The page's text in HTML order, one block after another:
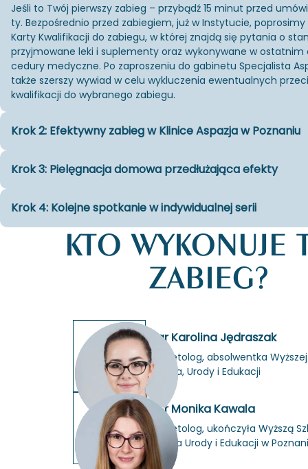
Jeśli to Twój pierw­szy za­bieg – przy­bądź 15 minut przed
ty. Bez­po­śred­nio przed za­bie­giem, już w In­sty­tu­cie, po­pro­si­my
Karty Kwa­li­fi­ka­cji do za­bie­gu, w któ­rej znaj­dą się py­ta­nia o
przyj­mo­wa­ne leki i su­ple­men­ty oraz wy­ko­ny­wa­ne w
ce­du­ry me­dycz­ne. Po za­pro­sze­niu do ga­bi­ne­tu Spe­cja­li­sta
także szer­szy wy­wiad w celu wy­klu­cze­nia ewen­tu­al­nych
kwa­li­fi­ka­cji do wy­bra­ne­go za­bie­gu.
Krok 2: Efektywny zabieg w Klinice Aspazja w Poznaniu
Krok 3: Pielęgnacja domowa przedłużająca efekty
Krok 4: Kolejne spotkanie w indywidualnej serii
KTO WYKONUJE
ZABIEG?
mgr Karolina Jędraszak
ko­sme­to­log, ab­sol­went­ka Wyż­szej
Zdro­wia, Urody i Edu­ka­cji
mgr Monika Kawala
ko­sme­to­log, ukoń­czy­ła Wyż­szą
Zdro­wia Urody i Edu­ka­cji w